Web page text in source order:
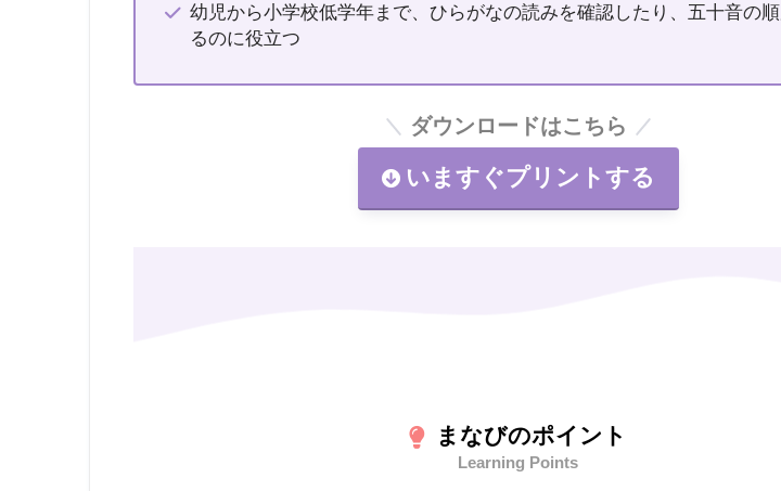
幼児から小学校低学年まで、ひらがなの読みを確認したり、五十音の
るのに役立つ
ダウンロードはこちら
いますぐプリントする
まなびのポイント
Learning Points